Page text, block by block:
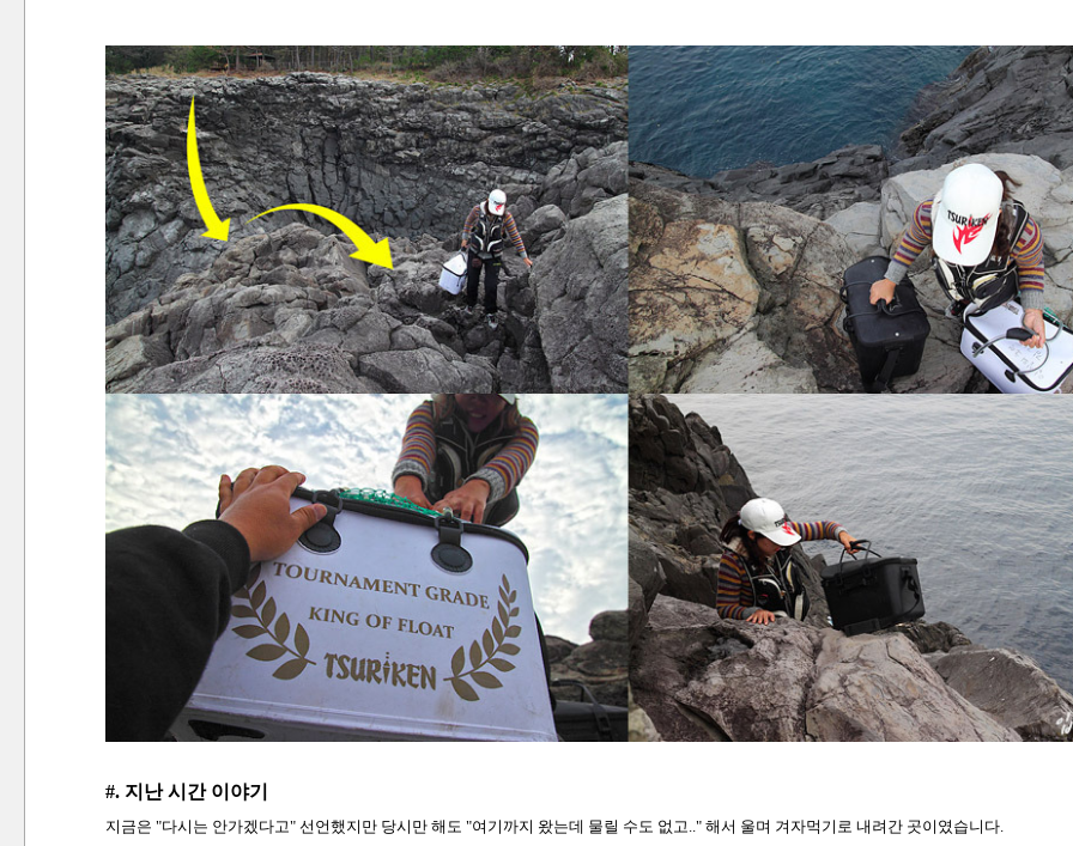
#. 지난 시간 이야기
지금은 "다시는 안가겠다고" 선언했지만 당시만 해도 "여기까지 왔는데 물릴 수도 없고.." 해서 울며 겨자먹기로 내려간 곳이였습니다.
최근에 올라온 글
최근에 달린 댓글